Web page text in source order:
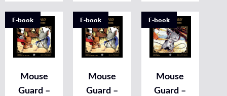
E-book
Mouse
Guard –
E-book
Mouse
Guard –
E-book
Mouse
Guard –